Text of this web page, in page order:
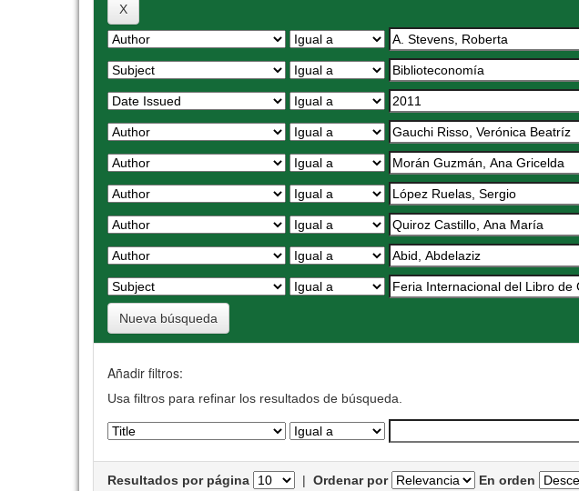
Nueva búsqueda
Añadir filtros:
Usa filtros para refinar los resultados de búsqueda.
Resultados por página | Ordenar por En orden